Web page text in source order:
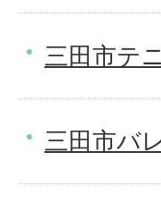
三田市テ
三田市バ